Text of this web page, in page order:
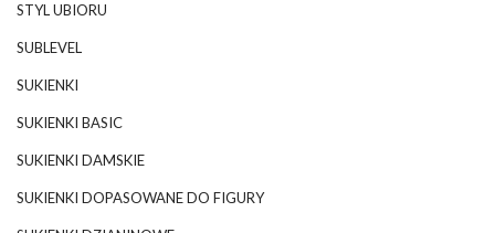
STYL UBIORU
SUBLEVEL
SUKIENKI
SUKIENKI BASIC
SUKIENKI DAMSKIE
SUKIENKI DOPASOWANE DO FIGURY